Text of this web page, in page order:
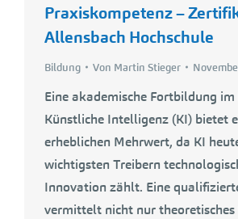
Praxiskompetenz –
Allensbach Hochschule
Bildung Von Martin Stieger
Eine akademische Fortbildung im
Künstliche Intelligenz (KI) bietet
erheblichen Mehrwert, da KI
wichtigsten Treibern
Innovation zählt. Eine
vermittelt nicht nur theoretisches